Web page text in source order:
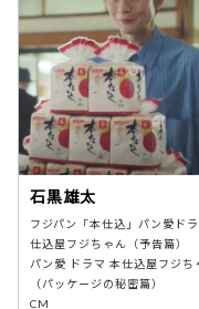
石黒雄太
フジパン「本仕込」パン愛ド
仕込屋フジちゃん（予告篇）
パン愛 ドラマ 本仕込屋フジち
（パッケージの秘密篇）
CM